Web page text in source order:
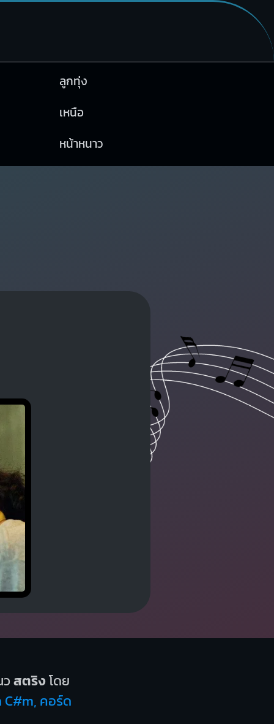
ลูกทุ่ง
เหนือ
หน้าหนาว
สตริงโดย
คอร์ด